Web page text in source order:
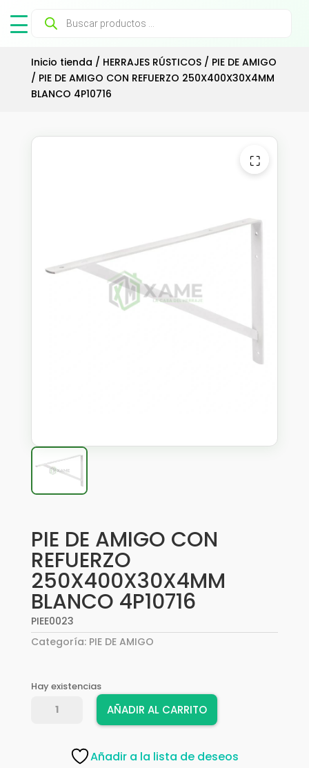
Búsqueda
productos
Inicio tienda / HERRAJES RÚSTICOS/ PIE DE AMIGO
/ PIE DE AMIGO CON REFUERZO 250X400X30X4MM
BLANCO 4P10716
⛶
PIE DE AMIGO CON
REFUERZO
250X400X30X4MM
BLANCO 4P10716
PIEE0023
Categoría: PIE DE AMIGO
Hay existencias
AÑADIR AL CARRITO
Añadir a la lista de deseos